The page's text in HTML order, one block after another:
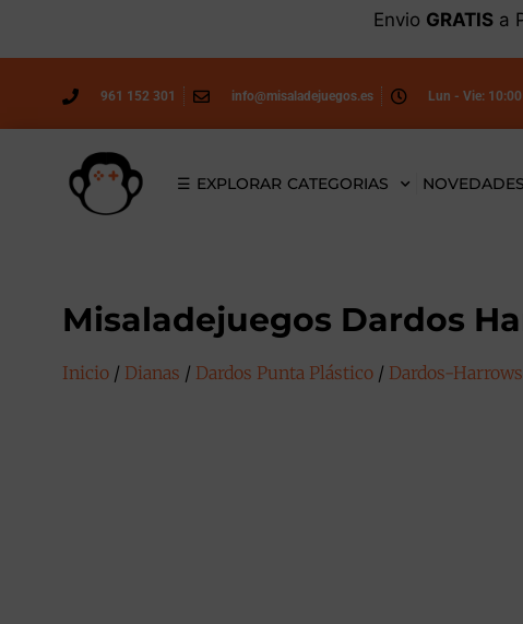
Envio GRATIS a
961 152 301 info@misaladejuegos.es Lun - Vie:
☰ EXPLORAR CATEGORIAS NOVEDADES
Misaladejuegos Dardos
Inicio / Dianas / Dardos Punta Plástico / Dardos-